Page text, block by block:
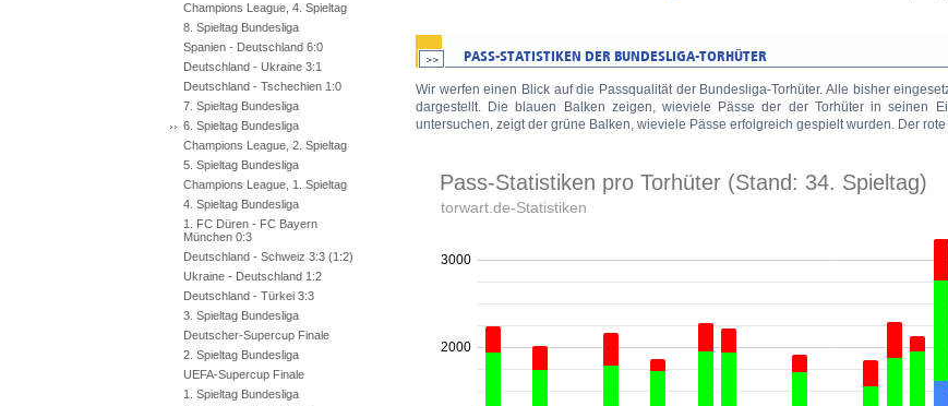
Champions League, 4. Spieltag
8. Spieltag Bundesliga
Spanien - Deutschland 6:0
Deutschland - Ukraine 3:1
Deutschland - Tschechien 1:0
7. Spieltag Bundesliga
6. Spieltag Bundesliga
Champions League, 2. Spieltag
5. Spieltag Bundesliga
Champions League, 1. Spieltag
4. Spieltag Bundesliga
1. FC Düren - FC Bayern
München 0:3
Deutschland - Schweiz 3:3 (1:2)
Ukraine - Deutschland 1:2
Deutschland - Türkei 3:3
3. Spieltag Bundesliga
Deutscher-Supercup Finale
2. Spieltag Bundesliga
UEFA-Supercup Finale
1. Spieltag Bundesliga
Wir werfen einen Blick auf die Passqualität der Bundesliga-Torhüter. Alle bisher
dargestellt. Die blauen Balken zeigen, wieviele Pässe der der Torhüter in seinen
untersuchen, zeigt der grüne Balken, wieviele Pässe erfolgreich gespielt wurden. Der